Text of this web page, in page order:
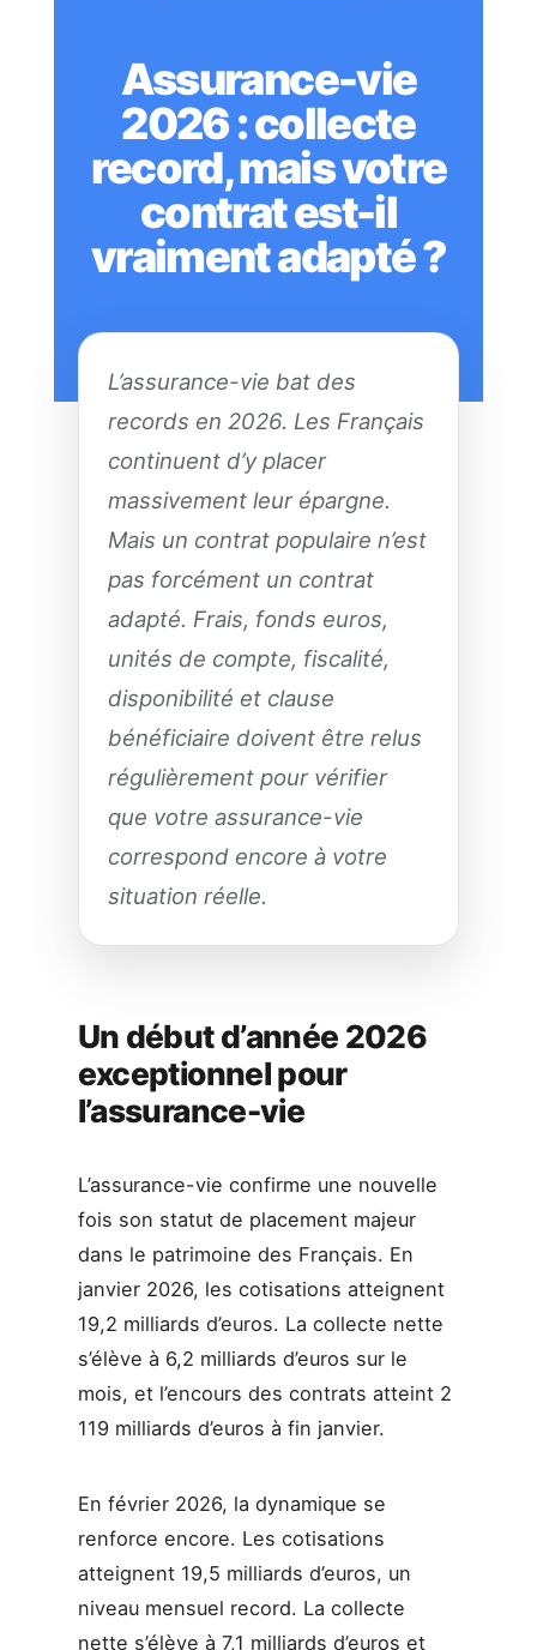
Assurance-vie
2026 : collecte
record, mais votre
contrat est-il
vraiment adapté ?
L’assurance-vie bat des
records en 2026. Les Français
continuent d’y placer
massivement leur épargne.
Mais un contrat populaire n’est
pas forcément un contrat
adapté. Frais, fonds euros,
unités de compte, fiscalité,
disponibilité et clause
bénéficiaire doivent être relus
régulièrement pour vérifier
que votre assurance-vie
correspond encore à votre
situation réelle.
Un début d’année 2026
exceptionnel pour
l’assurance-vie
L’assurance-vie confirme une nouvelle
fois son statut de placement majeur
dans le patrimoine des Français. En
janvier 2026, les cotisations atteignent
19,2 milliards d’euros. La collecte nette
s’élève à 6,2 milliards d’euros sur le
mois, et l’encours des contrats atteint 2
119 milliards d’euros à fin janvier.
En février 2026, la dynamique se
renforce encore. Les cotisations
atteignent 19,5 milliards d’euros, un
niveau mensuel record. La collecte
nette s’élève à 7,1 milliards d’euros et